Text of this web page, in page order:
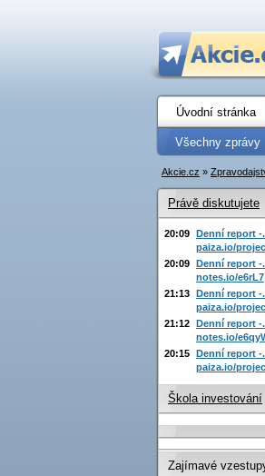
Úvodní stránka
Všechny zprávy
Akcie.cz »
Právě diskutujete
20:09 Denní report -
paiza.io/
20:09 Denní report -
notes.io/e6rL7
21:13 Denní report -
paiza.io/
21:12 Denní report -
notes.io/
20:15 Denní report -
paiza.io/
Škola investování
Zajímavé